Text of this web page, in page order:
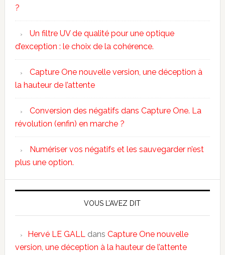
?
Un filtre UV de qualité pour une optique
d’exception : le choix de la cohérence.
Capture One nouvelle version, une déception à
la hauteur de l’attente
Conversion des négatifs dans Capture One. La
révolution (enfin) en marche ?
Numériser vos négatifs et les sauvegarder n’est
plus une option.
VOUS L’AVEZ DIT
Hervé LE GALL dans Capture One nouvelle
version, une déception à la hauteur de l’attente